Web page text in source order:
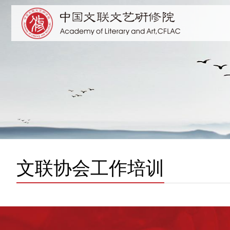
文联协会工作培训